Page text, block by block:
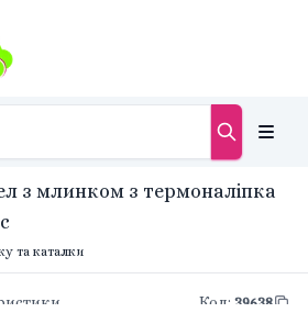
з млинком з термоналіпка
та каталки
Код: 39638